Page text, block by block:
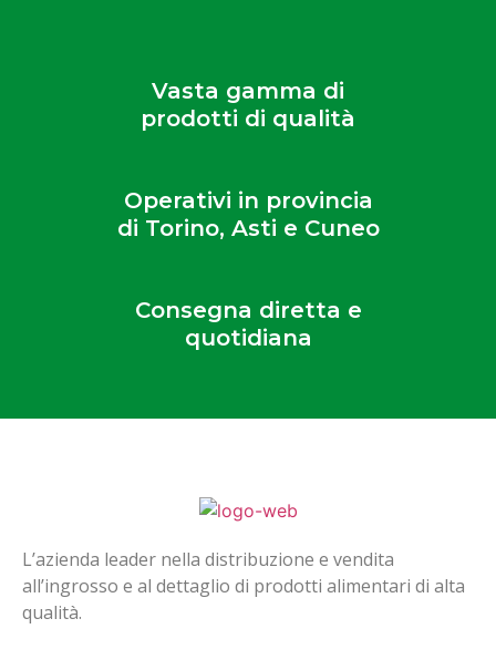
Vasta gamma di
prodotti di qualità
Operativi in provincia
di Torino, Asti e Cuneo
Consegna diretta e
quotidiana
L’azienda leader nella distribuzione e vendita
all’ingrosso e al dettaglio di prodotti alimentari di alta
qualità.